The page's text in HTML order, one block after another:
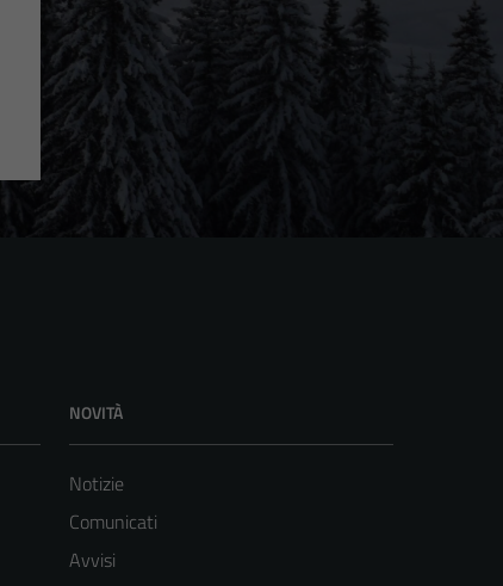
NOVITÀ
Notizie
Comunicati
Avvisi